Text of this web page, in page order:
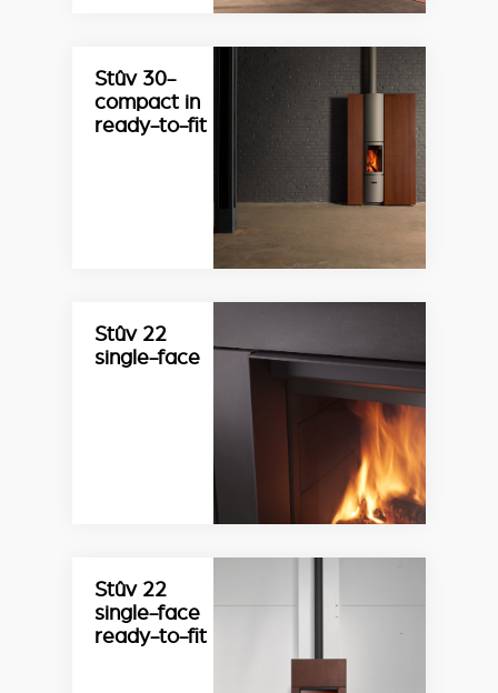
Stûv 30-
compact in
ready-to-fit
Stûv 22
single-face
Stûv 22
single-face
ready-to-fit